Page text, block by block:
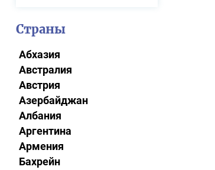
Страны
Абхазия
Австралия
Австрия
Азербайджан
Албания
Аргентина
Армения
Бахрейн